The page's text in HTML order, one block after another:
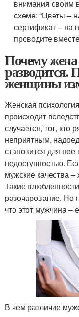
внимания своим
схеме: “Цветы –
сертификат – на
проводите
Почему жена
разводится.
женщины
Женская
происходит
случается, тот, кто
неприятным,
становится для
недоступностью.
мужские качества
Такие
разочарование. Но
что этот мужчина –
В чем различие